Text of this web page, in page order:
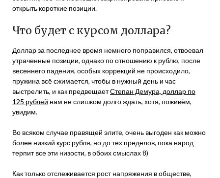
открыть короткие позиции.
Что будет с курсом доллара?
Доллар за последнее время немного поправился, отвоевал
утраченные позиции, однако по отношению к рублю, после
весеннего падения, особых коррекций не происходило,
пружина всё сжимается, чтобы в нужный день и час
выстрелить, и как предвещаетСтепан Демура, доллар по
125 рублей нам не слишком долго ждать, хотя, поживём,
увидим.
Во всяком случае правящей элите, очень выгоден как можно
более низкий курс рубля, но до тех пределов, пока народ
терпит все эти низости, в обоих смыслах 8)
Как только отслеживается рост напряжения в обществе,